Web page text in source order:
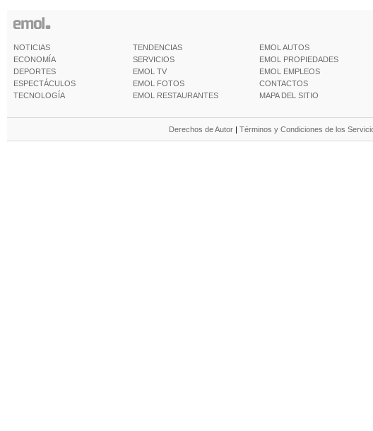
NOTICIAS
ECONOMÍA
DEPORTES
ESPECTÁCULOS
TECNOLOGÍA
TENDENCIAS
SERVICIOS
EMOL TV
EMOL FOTOS
EMOL RESTAURANTES
EMOL AUTOS
EMOL PROPIEDADES
EMOL EMPLEOS
CONTACTOS
MAPA DEL SITIO
Derechos de Autor | Términos y Condiciones de los